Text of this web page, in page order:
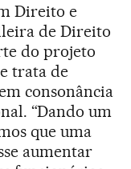
Direito e
de Direito
do projeto
trata de
consonância
“Dando um
que uma
aumentar